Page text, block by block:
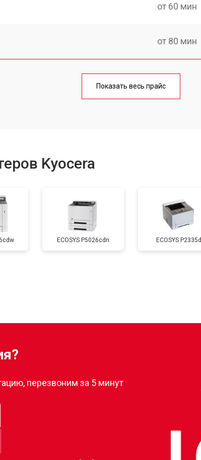
от 60 мин
от 80 мин
от 70 мин
от 80 мин
от 50 мин
Показать весь прайс
Kyocera
ECOSYS P5026cdn ECOSYS P2335d
перезвоним за 5 минут